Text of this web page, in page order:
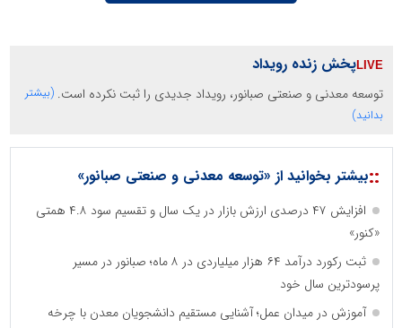
پخش زنده رویداد
توسعه معدنی و صنعتی صبانور، رویداد جدیدی را ثبت نکرده است. (بیشتر
بدانید)
::بیشتر بخوانید از «توسعه معدنی و صنعتی صبانور»
افزایش ۴۷ درصدی ارزش بازار در یک سال و تقسیم سود ۴.۸ همتی
«کنور»
ثبت رکورد درآمد ۶۴ هزار میلیاردی در ۸ ماه؛ صبانور در مسیر
پرسودترین سال خود
آموزش در میدان عمل؛ آشنایی مستقیم دانشجویان معدن با چرخه